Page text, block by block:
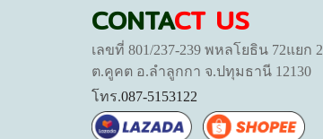
CONTACT US
เลขที่ 801/237-239 พหลโยธิน 72แยก 2
ต.คูคต อ.ลำลูกกา จ.ปทุมธานี 12130
โทร.087-5153122